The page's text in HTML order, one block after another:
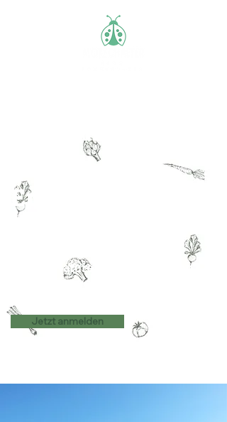
Ein Sommer
Erinnerunge
mit der Naturerlebniswoche von
Motzchäfer vom 7. - 19. Juli 2024
Jetzt anmelden